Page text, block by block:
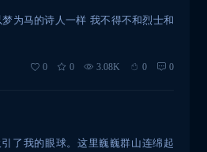
为马的诗人一样 我不得不和烈士和
0 0 3.08K 0 0
了我的眼球。这里巍巍群山连绵起